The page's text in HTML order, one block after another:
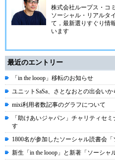
株式会社ループス・コ
ソーシャル・リアルタ
て，最新選りすぐり情
います
最近のエントリー
「in the looop」移転のお知らせ
ユニットSaSa、さとなおとの出会い
mixi利用者数記事のグラフについて
「助けあいジャパン」チャリティセ
す
1800名が参加したソーシャル読書会
新生「in the looop」と新著「ソーシャ